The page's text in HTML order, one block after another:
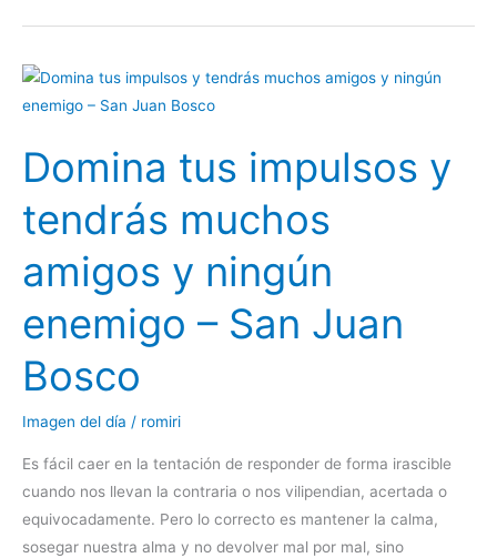
Domina tus impulsos y
tendrás muchos
amigos y ningún
enemigo – San Juan
Bosco
Imagen del día / romiri
Es fácil caer en la tentación de responder de forma irascible
cuando nos llevan la contraria o nos vilipendian, acertada o
equivocadamente. Pero lo correcto es mantener la calma,
sosegar nuestra alma y no devolver mal por mal, sino
Domina
tus
y
tendrás
muchos
y
enemigo
San